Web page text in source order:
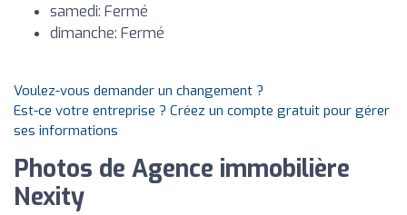
samedi: Fermé
dimanche: Fermé
Voulez-vous demander un changement ?
Est-ce votre entreprise ? Créez un compte gratuit pour gérer
ses informations
Photos de Agence immobilière
Nexity